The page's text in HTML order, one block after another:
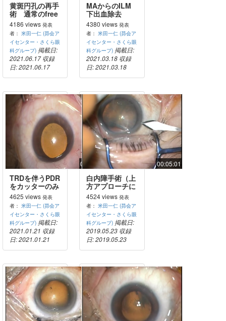
黄斑円孔の再手
術 通常のfree
flap
4186 views 発表
者： 米田一仁 (昴会ア
イセンター・さくら眼
科グループ) 掲載日:
2021.06.17 収録
日: 2021.06.17
MAからのILM
下出血除去
4380 views 発表
者：米田一仁 (昴会ア
イセンター・さくら眼
科グループ) 掲載日:
2021.03.18 収録
日: 2021.03.18
00:21:29
TRDを伴うPDR
をカッターのみ
で処理 裂孔発
生せず
4625 views 発表
者： 米田一仁 (昴会ア
イセンター・さくら眼
科グループ) 掲載日:
2021.01.21 収録
日: 2021.01.21
00:05:01
白内障手術（上
方アプローチに
よる耳側角膜切
開）
4524 views 発表
者：米田一仁 (昴会ア
イセンター・さくら眼
科グループ) 掲載日:
2019.05.23 収録
日: 2019.05.23